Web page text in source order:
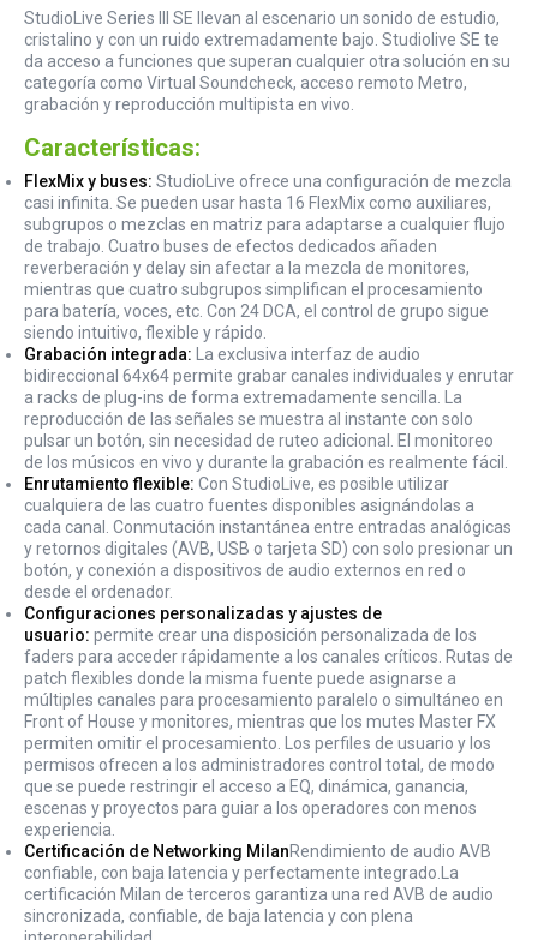
StudioLive Series III SE llevan al escenario un sonido de estudio,
cristalino y con un ruido extremadamente bajo. Studiolive SE te
da acceso a funciones que superan cualquier otra solución en su
categoría como Virtual Soundcheck, acceso remoto Metro,
grabación y reproducción multipista en vivo.
Características:
FlexMix y buses: StudioLive ofrece una configuración de mezcla
casi infinita. Se pueden usar hasta 16 FlexMix como auxiliares,
subgrupos o mezclas en matriz para adaptarse a cualquier flujo
de trabajo. Cuatro buses de efectos dedicados añaden
reverberación y delay sin afectar a la mezcla de monitores,
mientras que cuatro subgrupos simplifican el procesamiento
para batería, voces, etc. Con 24 DCA, el control de grupo sigue
siendo intuitivo, flexible y rápido.
Grabación integrada: La exclusiva interfaz de audio
bidireccional 64x64 permite grabar canales individuales y enrutar
a racks de plug-ins de forma extremadamente sencilla. La
reproducción de las señales se muestra al instante con solo
pulsar un botón, sin necesidad de ruteo adicional. El monitoreo
de los músicos en vivo y durante la grabación es realmente fácil.
Enrutamiento flexible: Con StudioLive, es posible utilizar
cualquiera de las cuatro fuentes disponibles asignándolas a
cada canal. Conmutación instantánea entre entradas analógicas
y retornos digitales (AVB, USB o tarjeta SD) con solo presionar un
botón, y conexión a dispositivos de audio externos en red o
desde el ordenador.
Configuraciones personalizadas y ajustes de
usuario: permite crear una disposición personalizada de los
faders para acceder rápidamente a los canales críticos. Rutas de
patch flexibles donde la misma fuente puede asignarse a
múltiples canales para procesamiento paralelo o simultáneo en
Front of House y monitores, mientras que los mutes Master FX
permiten omitir el procesamiento. Los perfiles de usuario y los
permisos ofrecen a los administradores control total, de modo
que se puede restringir el acceso a EQ, dinámica, ganancia,
escenas y proyectos para guiar a los operadores con menos
experiencia.
Certificación de Networking MilanRendimiento de audio AVB
confiable, con baja latencia y perfectamente integrado.La
certificación Milan de terceros garantiza una red AVB de audio
sincronizada, confiable, de baja latencia y con plena